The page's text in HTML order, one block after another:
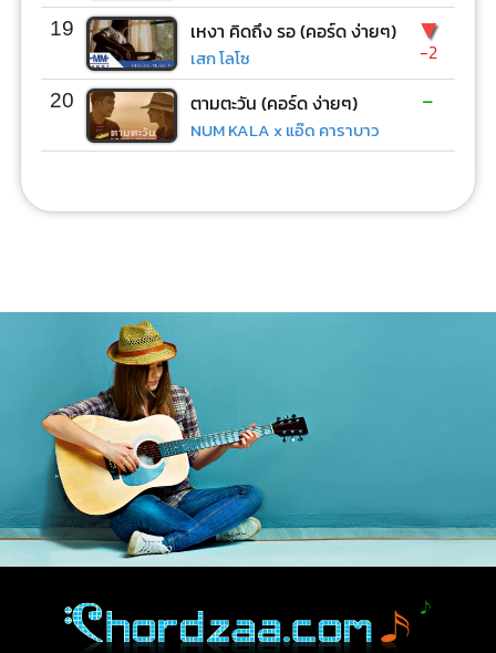
19 เหงา คิดถึง รอ (คอร์ด ง่ายๆ)
เสก โลโซ
▼
-2
20 ตามตะวัน (คอร์ด ง่ายๆ)
NUM KALA x แอ๊ด คาราบาว
-